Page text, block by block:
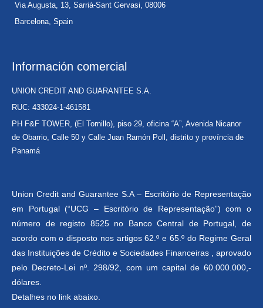
Via Augusta, 13, Sarrià-Sant Gervasi, 08006
Barcelona, Spain
Información comercial
UNION CREDIT AND GUARANTEE S.A.
RUC: 433024-1-461581
PH F&F TOWER, (El Tornillo), piso 29, oficina “A”, Avenida Nicanor
de Obarrio, Calle 50 y Calle Juan Ramón Poll, distrito y província de
Panamá
Union Credit and Guarantee S.A – Escritório de Representação
em Portugal (“UCG – Escritório de Representação”) com o
número de registo 8525 no Banco Central de Portugal, de
acordo com o disposto nos artigos 62.º e 65.º do Regime Geral
das Instituições de Crédito e Sociedades Financeiras , aprovado
pelo Decreto-Lei nº. 298/92, com um capital de 60.000.000,-
dólares.
Detalhes no link abaixo.